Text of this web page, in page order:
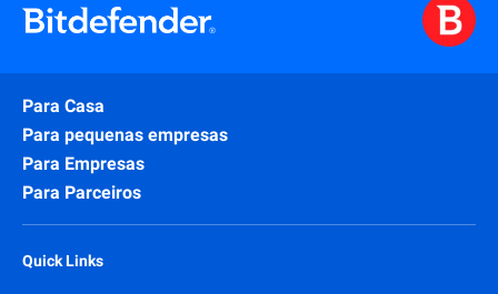
Para Casa
Para pequenas empresas
Para Empresas
Para Parceiros
Quick Links